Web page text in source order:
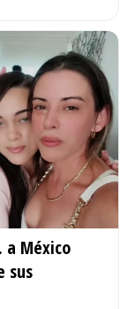
a México
sus